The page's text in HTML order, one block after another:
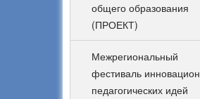
общего образования
(ПРОЕКТ)
Межрегиональный
фестиваль
педагогических идей